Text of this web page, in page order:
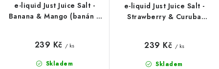
e-liquid Just Juice Salt -
Banana & Mango (banán a
Skladem
239 Kč / ks
e-liquid Just Juice Salt -
Strawberry & Curuba
Skladem
239 Kč / ks